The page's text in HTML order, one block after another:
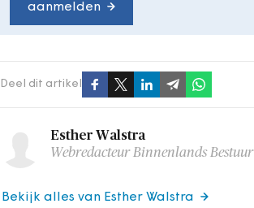
aanmelden
Deel dit artikel
Esther Walstra
Webredacteur Binnenlands Bestuur
Bekijk alles van Esther Walstra